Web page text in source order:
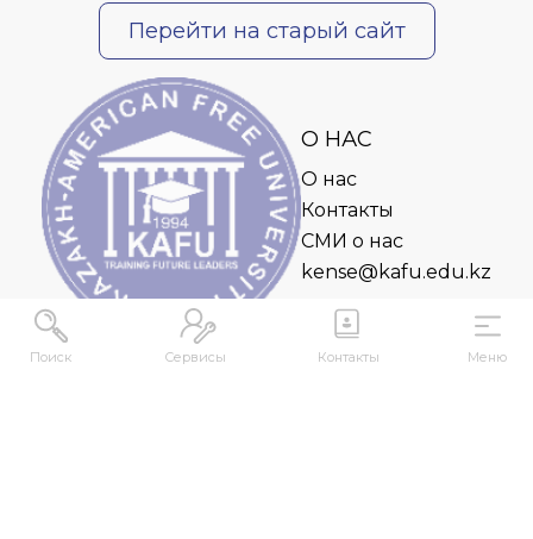
Поиск Сервисы Контакты Меню
Перейти на старый сайт
О НАС
О нас
Контакты
СМИ о нас
kense@kafu.edu.kz